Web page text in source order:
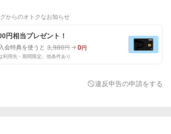
からのオトクなお知らせ
円相当プレゼント！
会特典を使うと 3,980円 0円
利用先・期間限定。他条件あり
違反申告の申請をする